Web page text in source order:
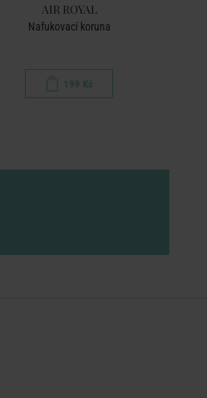
AIR ROYAL
Nafukovací koruna
199 Kč